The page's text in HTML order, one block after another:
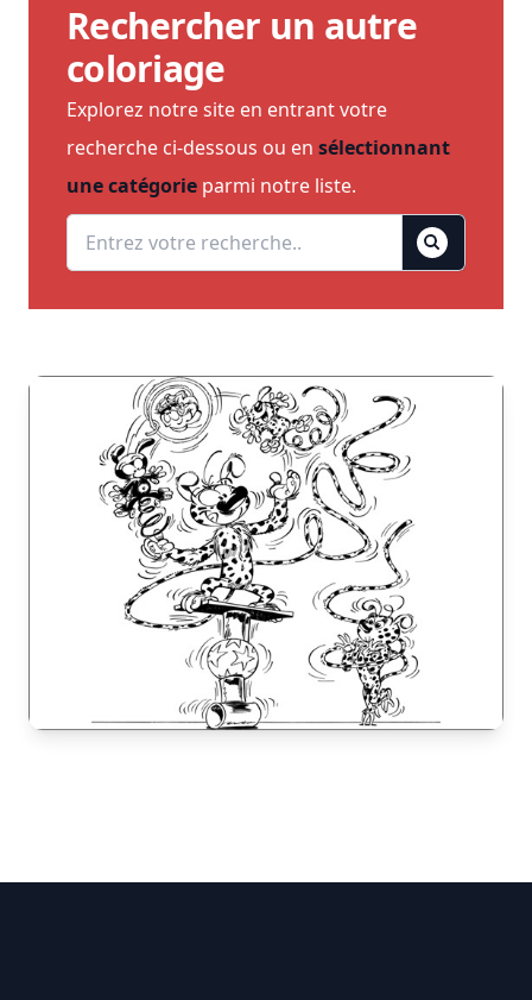
Rechercher un autre
coloriage
Explorez notre site en entrant votre
recherche ci-dessous ou en sélectionnant
une catégorie parmi notre liste.